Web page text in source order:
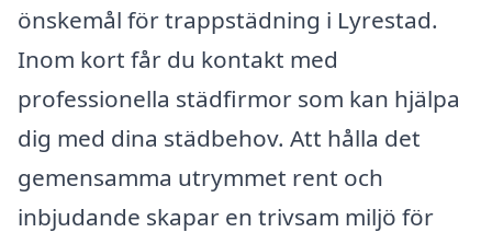
önskemål för trappstädning i Lyrestad.
Inom kort får du kontakt med
professionella städfirmor som kan hjälpa
dig med dina städbehov. Att hålla det
gemensamma utrymmet rent och
inbjudande skapar en trivsam miljö för